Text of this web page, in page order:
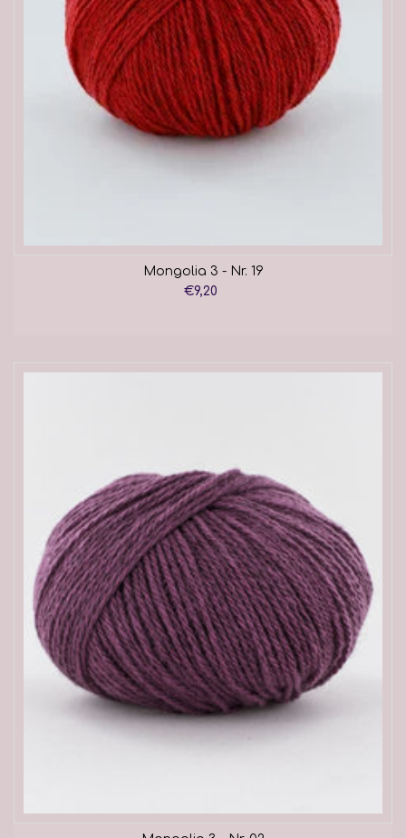
Mongolia 3 - Nr. 19
€9,20